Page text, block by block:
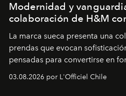
Modernidad y
colaboración de H&M
La marca sueca presenta una
prendas que evocan
pensadas para convertirse en
Disponible en Chile desde el 6
03.08.2026 por L'Officiel Chile